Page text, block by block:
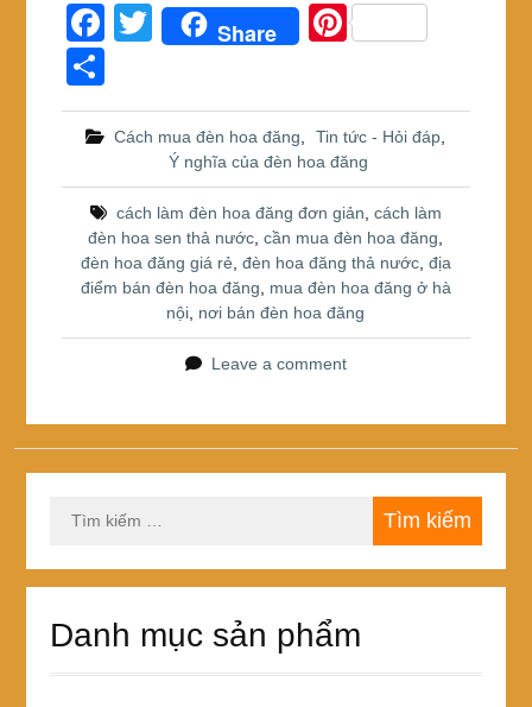
F
a
c
e
b
o
o
k
T
tt
er
Share
Pi
er
e
st
h
ar
e
Cách mua đèn hoa đăng, Tin tức - Hỏi đáp,
Ý nghĩa của đèn hoa đăng
cách làm đèn hoa đăng đơn giản, cách làm
đèn hoa sen thả nước,cần mua đèn hoa đăng,
đèn hoa đăng giá rẻ, đèn hoa đăng thả nước, địa
điểm bán đèn hoa đăng, mua đèn hoa đăng ở hà
nội, nơi bán đèn hoa đăng
Leave a comment
kiếm
Danh mục sản phẩm